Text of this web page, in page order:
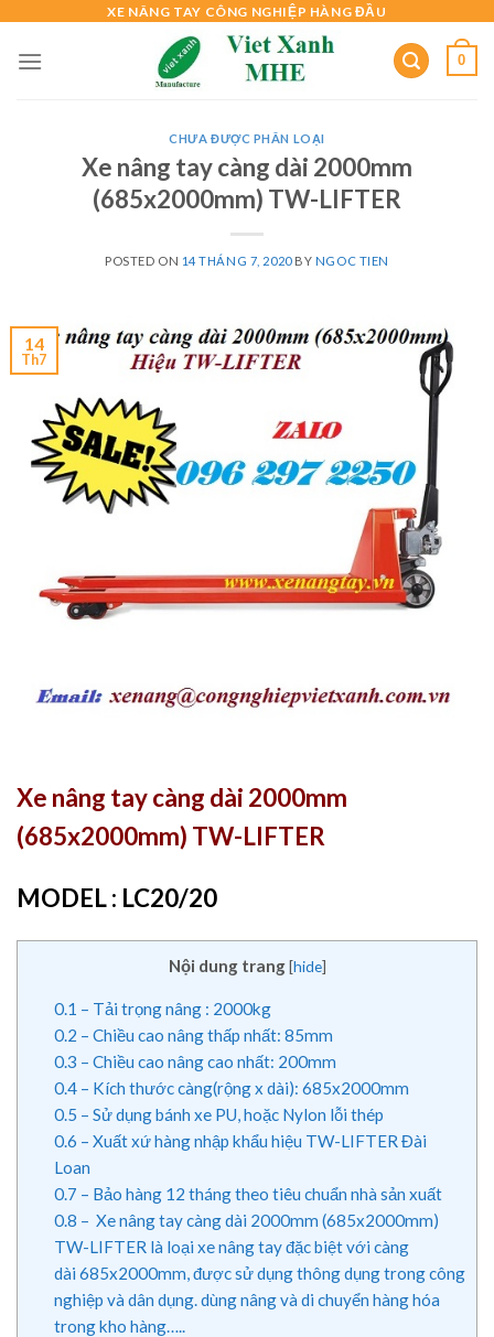
content
XE NÂNG TAY CÔNG NGHIỆP HÀNG ĐẦU
0
CHƯA ĐƯỢC PHÂN LOẠI
Xe nâng tay càng dài 2000mm
(685x2000mm) TW-LIFTER
POSTED ON 14 THÁNG 7, 2020BY NGOC TIEN
14
Th7
Xe nâng tay càng dài 2000mm
(685x2000mm) TW-LIFTER
MODEL : LC20/20
Nội dung trang [hide]
0.1 – Tải trọng nâng : 2000kg
0.2 – Chiều cao nâng thấp nhất: 85mm
0.3 – Chiều cao nâng cao nhất: 200mm
0.4– Kích thước càng(rộng x dài): 685x2000mm
0.5 – Sử dụng bánh xe PU, hoặc Nylon lỗi thép
0.6 – Xuất xứ hàng nhập khẩu hiệu TW-LIFTER Đài
Loan
0.7 – Bảo hàng 12 tháng theo tiêu chuẩn nhà sản xuất
0.8 – Xe nâng tay càng dài 2000mm (685x2000mm)
TW-LIFTER là loại xe nâng tay đặc biệt với càng
dài 685x2000mm, được sử dụng thông dụng trong công
nghiệp và dân dụng. dùng nâng và di chuyển hàng hóa
trong kho hàng…..